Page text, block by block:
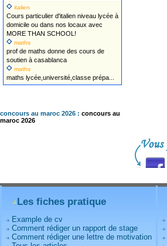
italien
Cours particulier d'italien niveau lycée à
domicile ou dans nos locaux avec
MORE THAN SCHOOL!
maths
prof de maths donne des cours de
soutien à casablanca
maths
maths lycée,université,classe prépa...
concours au maroc 2026 : concours au
maroc 2026
Les fiches pratique
Example de cv
Comment rédiger un rapport de stage
Comment rédiger une lettre de motivation